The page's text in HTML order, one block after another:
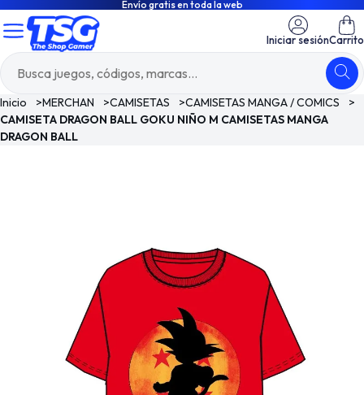
Envío gratis en toda la web
Iniciar sesiónCarrito
Inicio >MERCHAN >CAMISETAS >CAMISETAS MANGA / COMICS
>
CAMISETA DRAGON BALL GOKU NIÑO M CAMISETAS MANGA
DRAGON BALL